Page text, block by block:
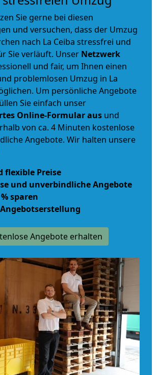
Sie gerne bei diesen
und versuchen, dass der Umzug
nach La Ceiba stressfrei und
Sie verläuft. Unser Netzwerk
und fair, um Ihnen einen
problemlosen Umzug in La
Um persönliche Angebote
Sie einfach unser
Online-Formular aus und
von ca. 4 Minuten kostenlose
Angebote. Wir halten unsere
flexible Preise
und unverbindliche Angebote
sparen
Angebote erhalten